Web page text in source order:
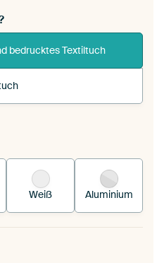
bedrucktes Textiltuch
Textiltuch in
ArtFrame™.
Weiß Aluminium